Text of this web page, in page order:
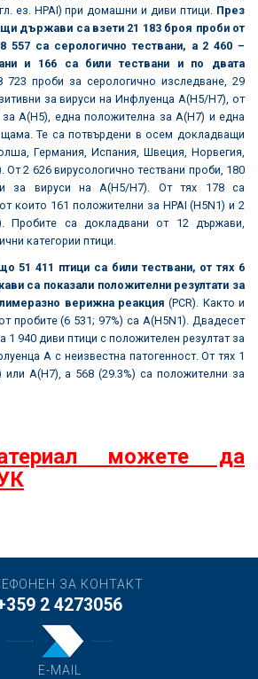
ез. HPAI) при домашни и диви птици. През
държави са взети 21 183 броя проби от
557 са серологично тествани, а 2 460 –
и 166 са били тествани и по двата
723 проби за серологично изследване, 29
за вируси на Инфлуенца A(H5/H7), от
A(H5), една положителна за A(H7) и една
Те са потвърдени в осем докладващи
Германия, Испания, Швеция, Норвегия,
2 626 вирусологично тествани проби, 180
за вируси на A(H5/H7). От тях 178 са
които 161 положителни за HPAI (H5N1) и 2
Пробите са докладвани от 12 държави,
категории птици.
51 411 птици са били тествани, от тях 6
са показали положителни резултати за
верижна реакция (PCR). Както и
пробите (6 531; 97%) са A(H5N1). Двадесет
1 940 диви птици с положителен резултат за
А с неизвестна патогенност. От тях 1
или A(H7), а 568 (29.3%) са положителни за
можете да
ЗА КОНТАКТ
2 4273056
E-MAIL